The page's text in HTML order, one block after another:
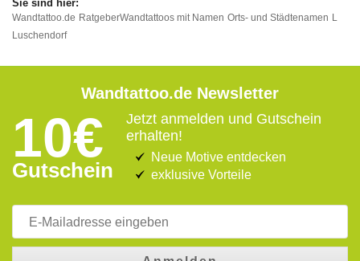
Wandtattoo.de RatgeberWandtattoos mit Namen Orts- und Städtenamen L
Luschendorf
Wandtattoo.de Newsletter
10€
Gutschein
Jetzt anmelden und Gutschein
erhalten!
Neue Motive entdecken
exklusive Vorteile